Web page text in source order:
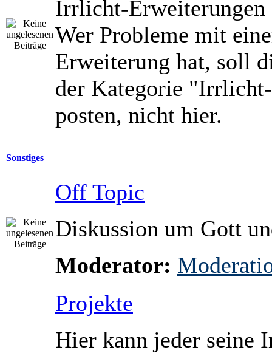
Irrlicht-Erweiterungen
Wer Probleme mit
Erweiterung hat, soll
der Kategorie
posten, nicht hier.
Sonstiges
Off Topic
Diskussion um Gott
Moderator:
Projekte
Hier kann jeder seine